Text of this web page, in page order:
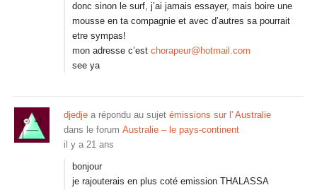
donc sinon le surf, j’ai jamais essayer, mais boire une
mousse en ta compagnie et avec d’autres sa pourrait
etre sympas!
mon adresse c’est chorapeur@hotmail.com
see ya
djedje a répondu au sujet émissions sur l' Australie
dans le forum Australie – le pays-continent
il y a 21 ans
bonjour
je rajouterais en plus coté emission THALASSA